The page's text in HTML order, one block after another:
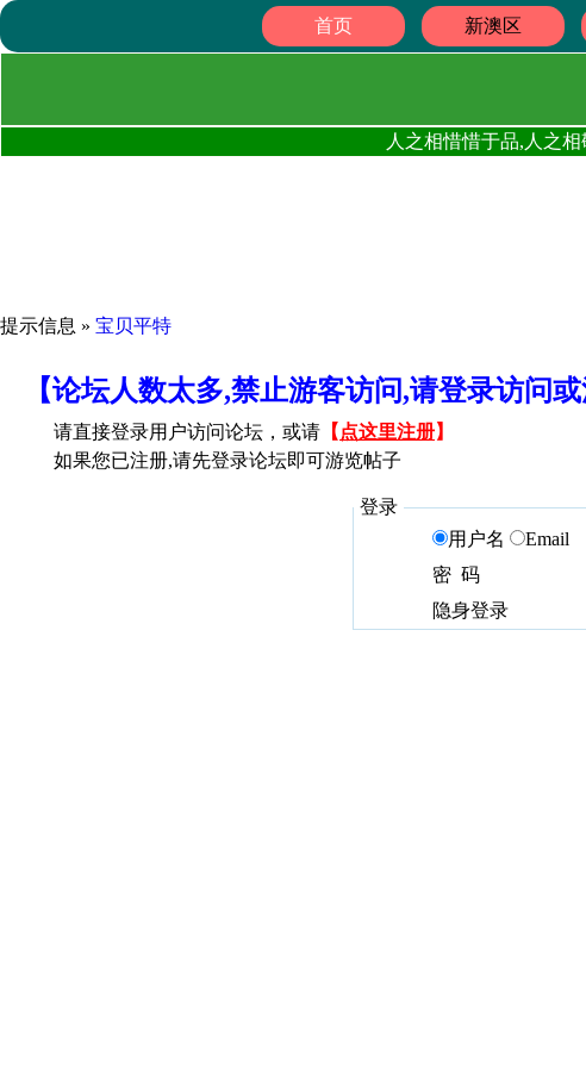
首页 新澳区
人之相惜惜于品,人之
提示信息 » 宝贝平特
【论坛人数太多,禁止游客访问,请登录访问
请直接登录用户访问论坛，或请 【 点这里注册】
如果您已注册,请先登录论坛即可游览帖子
登录
用户名
Email
密 码
隐身登录